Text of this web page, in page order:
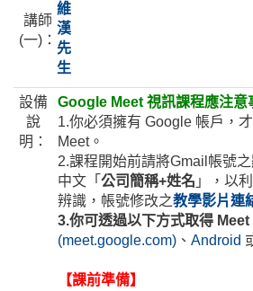
講師
(一)：
維
漢
先
生
設備
說
明：
Google Meet 視訊課程應注意
1.你必須擁有 Google 帳戶，
Meet。
2.課程開始前請將Gmail帳號
中文「 公司簡稱+姓名 」，以
辨識，帳號修改之教學影片連
3.你可透過以下方式取得 Meet
(meet.google.com) 、 Android
【課前準備】